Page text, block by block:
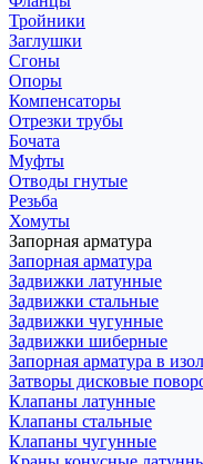
Тройники
Заглушки
Сгоны
Опоры
Компенсаторы
Отрезки трубы
Бочата
Муфты
Отводы гнутые
Резьба
Хомуты
Запорная арматура
Запорная арматура
Задвижки латунные
Задвижки стальные
Задвижки чугунные
Задвижки шиберные
Запорная арматура в
Затворы дисковые
Клапаны латунные
Клапаны стальные
Клапаны чугунные